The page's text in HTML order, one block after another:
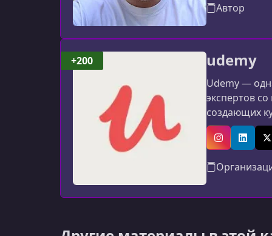
Автор
udemy
Udemy —
экспертов
создающих
авторов:
InstagramLinkedIn
+200